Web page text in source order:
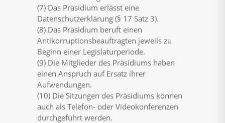
(7) Das Präsidium erlässt eine
Datenschutzerklärung (§ 17 Satz 3).
(8) Das Präsidium beruft einen
Antikorruptionsbeauftragten jeweils zu
Beginn einer Legislaturperiode.
(9) Die Mitglieder des Präsidiums haben
einen Anspruch auf Ersatz ihrer
Aufwendungen.
(10) Die Sitzungen des Präsidiums können
auch als Telefon- oder Videokonferenzen
durchgeführt werden.